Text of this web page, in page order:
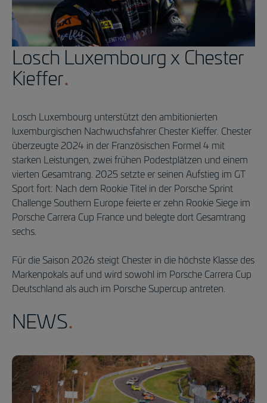
Losch Luxembourg x Chester
Kieffer
Losch Luxembourg unterstützt den ambitionierten
luxemburgischen Nachwuchsfahrer Chester Kieffer. Chester
überzeugte 2024 in der Französischen Formel 4 mit
starken Leistungen, zwei frühen Podestplätzen und einem
vierten Gesamtrang. 2025 setzte er seinen Aufstieg im GT
Sport fort: Nach dem Rookie Titel in der Porsche Sprint
Challenge Southern Europe feierte er zehn Rookie Siege im
Porsche Carrera Cup France und belegte dort Gesamtrang
sechs.
Für die Saison 2026 steigt Chester in die höchste Klasse des
Markenpokals auf und wird sowohl im Porsche Carrera Cup
Deutschland als auch im Porsche Supercup antreten.
NEWS